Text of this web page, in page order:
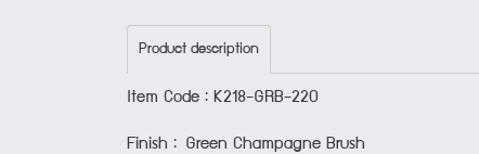
Product description
Item Code : K218-GRB-220
Finish : Green Champagne Brush